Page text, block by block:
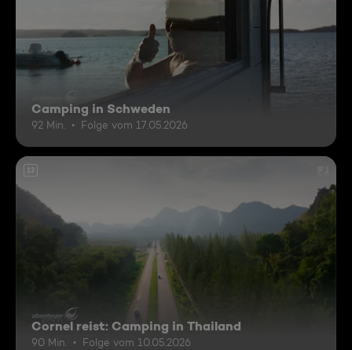
Camping in Schweden
92 Min. Folge vom 17.05.2026
12
Cornel reist: Camping in Thailand
90 Min. Folge vom 10.05.2026